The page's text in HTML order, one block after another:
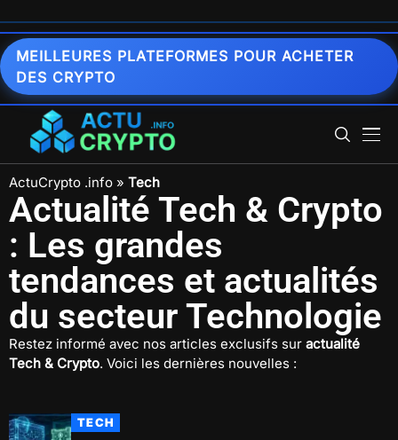
MEILLEURES PLATEFORMES POUR ACHETER
DES CRYPTO
ActuCrypto .info » Tech
Actualité Tech & Crypto
: Les grandes
tendances et actualités
du secteur Technologie
Restez informé avec nos articles exclusifs sur actualité
Tech & Crypto. Voici les dernières nouvelles :
TECH